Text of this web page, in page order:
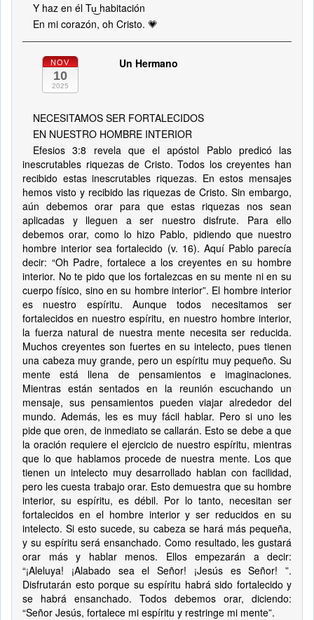
Y haz en él Tu͜ habitación
En mi corazón, oh Cristo. 💗
NOV
10
2025
Un Hermano
NECESITAMOS SER FORTALECIDOS
EN NUESTRO HOMBRE INTERIOR
Efesios 3:8 revela que el apóstol Pablo predicó las
inescrutables riquezas de Cristo. Todos los creyentes han
recibido estas inescrutables riquezas. En estos mensajes
hemos visto y recibido las riquezas de Cristo. Sin embargo,
aún debemos orar para que estas riquezas nos sean
aplicadas y lleguen a ser nuestro disfrute. Para ello
debemos orar, como lo hizo Pablo, pidiendo que nuestro
hombre interior sea fortalecido (v. 16). Aquí Pablo parecía
decir: “Oh Padre, fortalece a los creyentes en su hombre
interior. No te pido que los fortalezcas en su mente ni en su
cuerpo físico, sino en su hombre interior”. El hombre interior
es nuestro espíritu. Aunque todos necesitamos ser
fortalecidos en nuestro espíritu, en nuestro hombre interior,
la fuerza natural de nuestra mente necesita ser reducida.
Muchos creyentes son fuertes en su intelecto, pues tienen
una cabeza muy grande, pero un espíritu muy pequeño. Su
mente está llena de pensamientos e imaginaciones.
Mientras están sentados en la reunión escuchando un
mensaje, sus pensamientos pueden viajar alrededor del
mundo. Además, les es muy fácil hablar. Pero si uno les
pide que oren, de inmediato se callarán. Esto se debe a que
la oración requiere el ejercicio de nuestro espíritu, mientras
que lo que hablamos procede de nuestra mente. Los que
tienen un intelecto muy desarrollado hablan con facilidad,
pero les cuesta trabajo orar. Esto demuestra que su hombre
interior, su espíritu, es débil. Por lo tanto, necesitan ser
fortalecidos en el hombre interior y ser reducidos en su
intelecto. Si esto sucede, su cabeza se hará más pequeña,
y su espíritu será ensanchado. Como resultado, les gustará
orar más y hablar menos. Ellos empezarán a decir:
“¡Aleluya! ¡Alabado sea el Señor! ¡Jesús es Señor! ”.
Disfrutarán esto porque su espíritu habrá sido fortalecido y
se habrá ensanchado. Todos debemos orar, diciendo:
“Señor Jesús, fortalece mi espíritu y restringe mi mente”.